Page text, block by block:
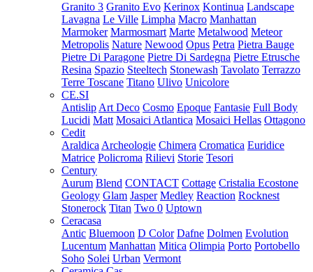
Granito 3 Granito Evo Kerinox Kontinua Landscape
Lavagna Le Ville Limpha Macro Manhattan
Marmoker Marmosmart Marte Metalwood Meteor
Metropolis Nature Newood Opus Petra Pietra Bauge
Pietre Di Paragone Pietre Di Sardegna Pietre Etrusche
Resina Spazio Steeltech Stonewash Tavolato Terrazzo
Terre Toscane Titano Ulivo Unicolore
CE.SI
Antislip Art Deco Cosmo Epoque Fantasie Full Body
Lucidi Matt Mosaici Atlantica Mosaici Hellas Ottagono
Cedit
Araldica Archeologie Chimera Cromatica Euridice
Matrice Policroma Rilievi Storie Tesori
Century
Aurum Blend CONTACT Cottage Cristalia Ecostone
Geology Glam Jasper Medley Reaction Rocknest
Stonerock Titan Two 0 Uptown
Ceracasa
Antic Bluemoon D Color Dafne Dolmen Evolution
Lucentum Manhattan Mitica Olimpia Porto Portobello
Soho Solei Urban Vermont